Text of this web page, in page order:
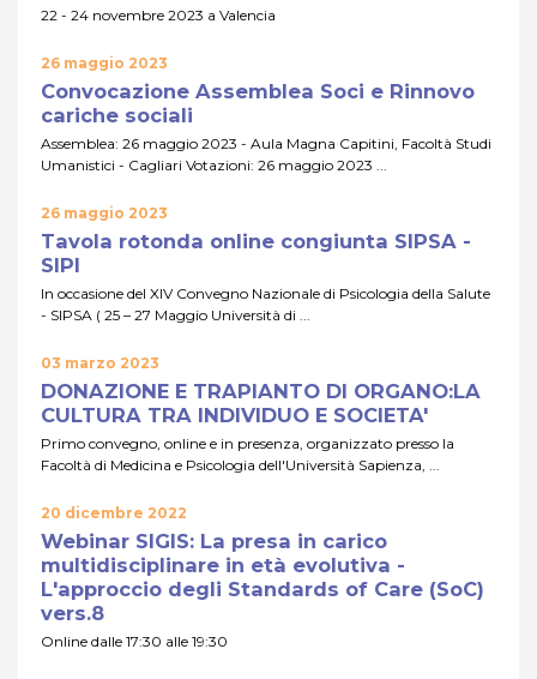
22 - 24 novembre 2023 a Valencia
26 maggio 2023
Convocazione Assemblea Soci e Rinnovo
cariche sociali
Assemblea: 26 maggio 2023 - Aula Magna Capitini, Facoltà Studi
Umanistici - Cagliari Votazioni: 26 maggio 2023 ...
26 maggio 2023
Tavola rotonda online congiunta SIPSA -
SIPI
In occasione del XIV Convegno Nazionale di Psicologia della Salute
- SIPSA ( 25 – 27 Maggio Università di ...
03 marzo 2023
DONAZIONE E TRAPIANTO DI ORGANO:LA
CULTURA TRA INDIVIDUO E SOCIETA'
Primo convegno, online e in presenza, organizzato presso la
Facoltà di Medicina e Psicologia dell'Università Sapienza, ...
20 dicembre 2022
Webinar SIGIS: La presa in carico
multidisciplinare in età evolutiva -
L'approccio degli Standards of Care (SoC)
vers.8
Online dalle 17:30 alle 19:30